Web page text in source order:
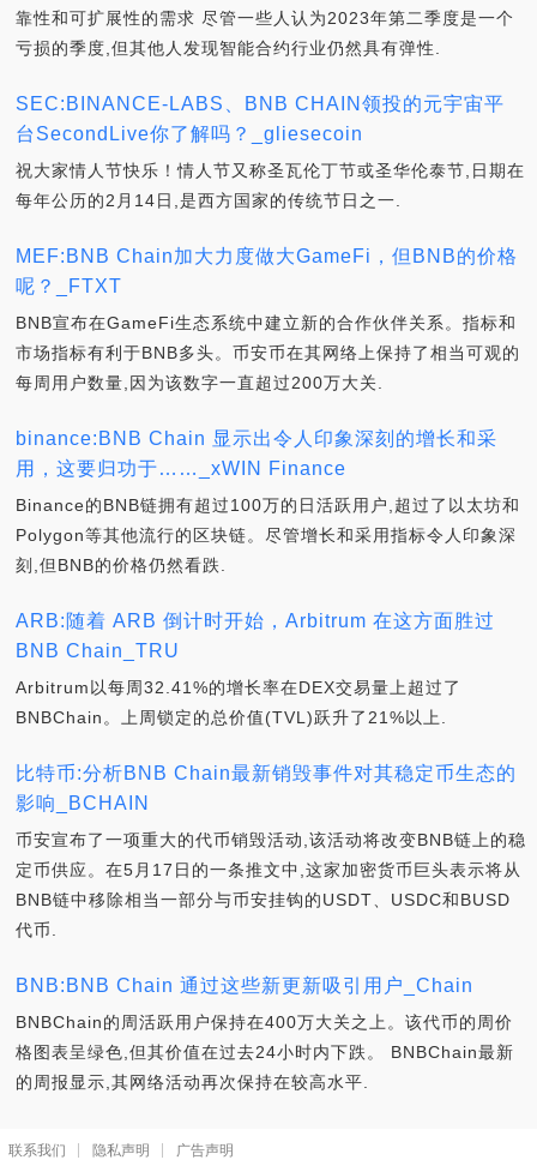
靠性和可扩展性的需求 尽管一些人认为2023年第二季度是一个
亏损的季度,但其他人发现智能合约行业仍然具有弹性.
SEC:BINANCE-LABS、BNB CHAIN领投的元宇宙平
台SecondLive你了解吗？_gliesecoin
祝大家情人节快乐！情人节又称圣瓦伦丁节或圣华伦泰节,日期在
每年公历的2月14日,是西方国家的传统节日之一.
MEF:BNB Chain加大力度做大GameFi，但BNB的价格
呢？_FTXT
BNB宣布在GameFi生态系统中建立新的合作伙伴关系。指标和
市场指标有利于BNB多头。币安币在其网络上保持了相当可观的
每周用户数量,因为该数字一直超过200万大关.
binance:BNB Chain 显示出令人印象深刻的增长和采
用，这要归功于……_xWIN Finance
Binance的BNB链拥有超过100万的日活跃用户,超过了以太坊和
Polygon等其他流行的区块链。尽管增长和采用指标令人印象深
刻,但BNB的价格仍然看跌.
ARB:随着 ARB 倒计时开始，Arbitrum 在这方面胜过
BNB Chain_TRU
Arbitrum以每周32.41%的增长率在DEX交易量上超过了
BNBChain。上周锁定的总价值(TVL)跃升了21%以上.
比特币:分析BNB Chain最新销毁事件对其稳定币生态的
影响_BCHAIN
币安宣布了一项重大的代币销毁活动,该活动将改变BNB链上的稳
定币供应。在5月17日的一条推文中,这家加密货币巨头表示将从
BNB链中移除相当一部分与币安挂钩的USDT、USDC和BUSD
代币.
BNB:BNB Chain 通过这些新更新吸引用户_Chain
BNBChain的周活跃用户保持在400万大关之上。该代币的周价
格图表呈绿色,但其价值在过去24小时内下跌。 BNBChain最新
的周报显示,其网络活动再次保持在较高水平.
联系我们 隐私声明 广告声明